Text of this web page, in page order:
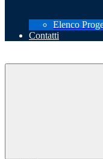
Elenco
Contatti